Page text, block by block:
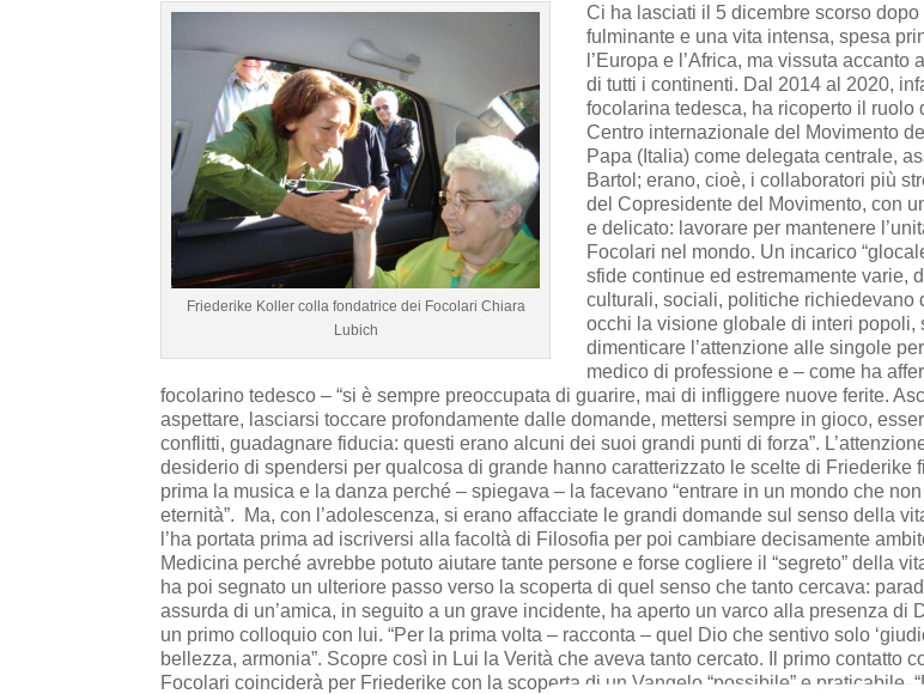
Friederike Koller colla fondatrice dei Focolari Chiara
Lubich
Ci ha lasciati il 5 dicembre scorso dopo
fulminante e una vita intensa, spesa
l’Europa e l’Africa, ma vissuta accanto
di tutti i continenti. Dal 2014 al 2020,
focolarina tedesca, ha ricoperto il ruolo
Centro internazionale del Movimento
Papa (Italia) come delegata centrale,
Bartol; erano, cioè, i collaboratori più
del Copresidente del Movimento, con
e delicato: lavorare per mantenere
Focolari nel mondo. Un incarico
sfide continue ed estremamente varie,
culturali, sociali, politiche richiedevano
occhi la visione globale di interi popoli,
dimenticare l’attenzione alle singole
medico di professione e – come ha
focolarino tedesco – “si è sempre preoccupata di guarire, mai di infliggere nuove ferite.
aspettare, lasciarsi toccare profondamente dalle domande, mettersi sempre in gioco,
conflitti, guadagnare fiducia: questi erano alcuni dei suoi grandi punti di forza”.
desiderio di spendersi per qualcosa di grande hanno caratterizzato le scelte di Friederike
prima la musica e la danza perché – spiegava – la facevano “entrare in un mondo che
eternità”. Ma, con l’adolescenza, si erano affacciate le grandi domande sul senso della
l’ha portata prima ad iscriversi alla facoltà di Filosofia per poi cambiare decisamente
Medicina perché avrebbe potuto aiutare tante persone e forse cogliere il “segreto” della
ha poi segnato un ulteriore passo verso la scoperta di quel senso che tanto cercava:
assurda di un’amica, in seguito a un grave incidente, ha aperto un varco alla presenza di
un primo colloquio con lui. “Per la prima volta – racconta – quel Dio che sentivo solo
bellezza, armonia”. Scopre così in Lui la Verità che aveva tanto cercato. Il primo contatto
Focolari coinciderà per Friederike con la scoperta di un Vangelo “possibile” e praticabile.